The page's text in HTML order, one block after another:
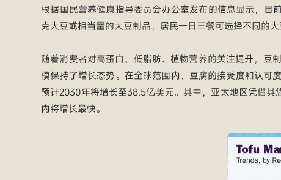
根据国民营养健康指导委员会办公室发布的信息显示，目
克大豆或相当量的大豆制品，居民一日三餐可选择不同的大
随着消费者对高蛋白、低脂肪、植物营养的关注提升，豆
模保持了增长态势。在全球范围内，豆腐的接受度和认可
预计2030年将增长至38.5亿美元。其中，亚太地区凭借
内将增长最快。